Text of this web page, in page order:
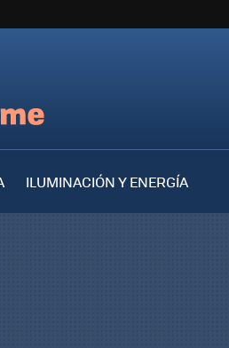
ILUMINACIÓN Y ENERGÍA